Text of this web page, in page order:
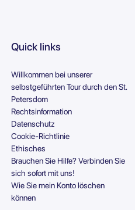
Quick links
Willkommen bei unserer
selbstgeführten Tour durch den St.
Petersdom
Rechtsinformation
Datenschutz
Cookie-Richtlinie
Ethisches
Brauchen Sie Hilfe? Verbinden Sie
sich sofort mit uns!
Wie Sie mein Konto löschen
können